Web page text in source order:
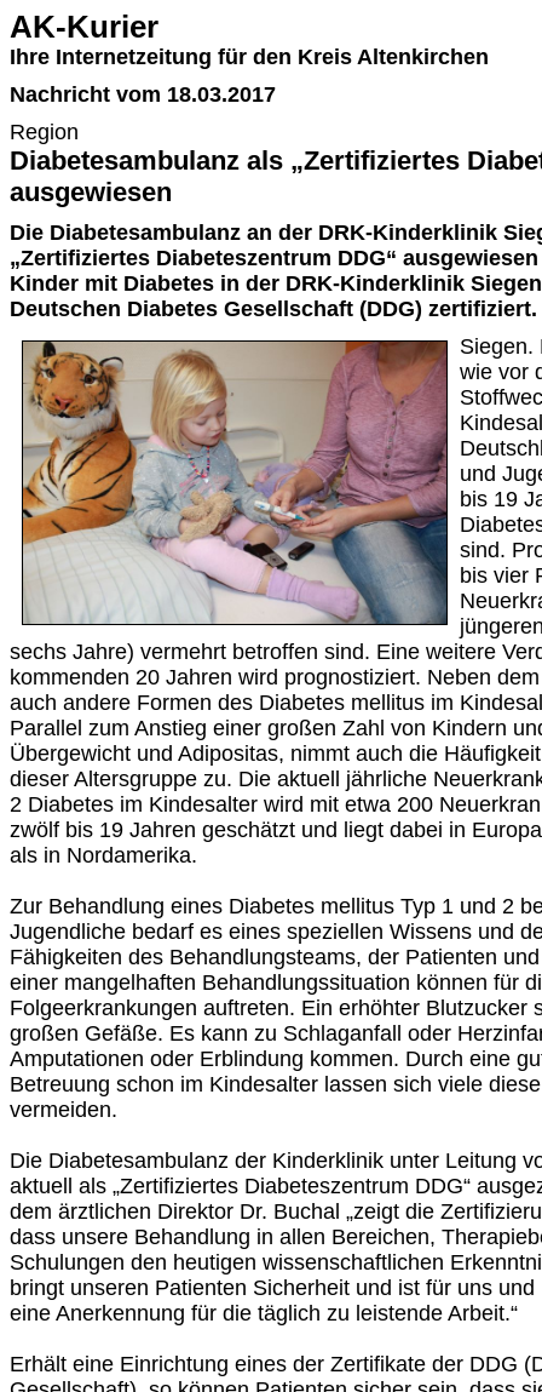
AK-Kurier
Ihre Internetzeitung für den Kreis Altenkirchen
Nachricht vom 18.03.2017
Region
Diabetesambulanz als „Zertifiziertes
ausgewiesen
Die Diabetesambulanz an der DRK-Kinderklinik
„Zertifiziertes Diabeteszentrum DDG“
Kinder mit Diabetes in der DRK-Kinderklinik
Deutschen Diabetes Gesellschaft (DDG) zertifiziert.
Siegen.
wie vor
und
bis 19
sind.
bis vier
sechs Jahre) vermehrt betroffen sind. Eine weitere
kommenden 20 Jahren wird prognostiziert. Neben
auch andere Formen des Diabetes mellitus im
Parallel zum Anstieg einer großen Zahl von Kindern
Übergewicht und Adipositas, nimmt auch die
dieser Altersgruppe zu. Die aktuell jährliche
2 Diabetes im Kindesalter wird mit etwa 200
zwölf bis 19 Jahren geschätzt und liegt dabei in
als in Nordamerika.
Zur Behandlung eines Diabetes mellitus Typ 1 und 2
Jugendliche bedarf es eines speziellen Wissens und
Fähigkeiten des Behandlungsteams, der Patienten
einer mangelhaften Behandlungssituation können für
Folgeerkrankungen auftreten. Ein erhöhter Blutzucker
großen Gefäße. Es kann zu Schlaganfall oder
Amputationen oder Erblindung kommen. Durch eine
Betreuung schon im Kindesalter lassen sich viele
vermeiden.
Die Diabetesambulanz der Kinderklinik unter Leitung
aktuell als „Zertifiziertes Diabeteszentrum DDG“
dem ärztlichen Direktor Dr. Buchal „zeigt die
dass unsere Behandlung in allen Bereichen,
Schulungen den heutigen wissenschaftlichen
bringt unseren Patienten Sicherheit und ist für uns
eine Anerkennung für die täglich zu leistende Arbeit.“
Erhält eine Einrichtung eines der Zertifikate der DDG